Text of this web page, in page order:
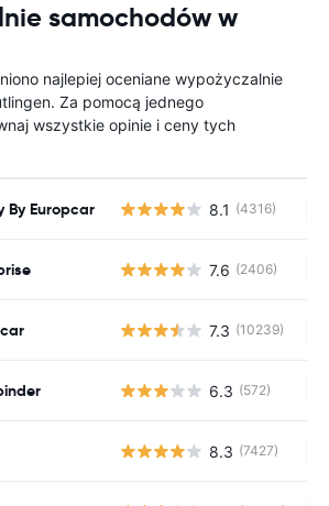
samochodów w
najlepiej oceniane wypożyczalnie
Za pomocą jednego
wszystkie opinie i ceny tych
By Europcar 8.1 (4316)
7.6 (2406)
7.3 (10239)
6.3 (572)
8.3 (7427)